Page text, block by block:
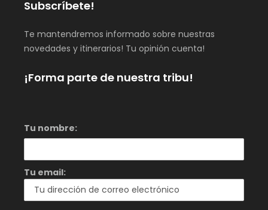
Subscríbete!
Te mantendremos informado sobre nuestras
novedades y itinerarios! Tu opinión cuenta!
¡Forma parte de nuestra tribu!
Tu nombre:
Tu email: